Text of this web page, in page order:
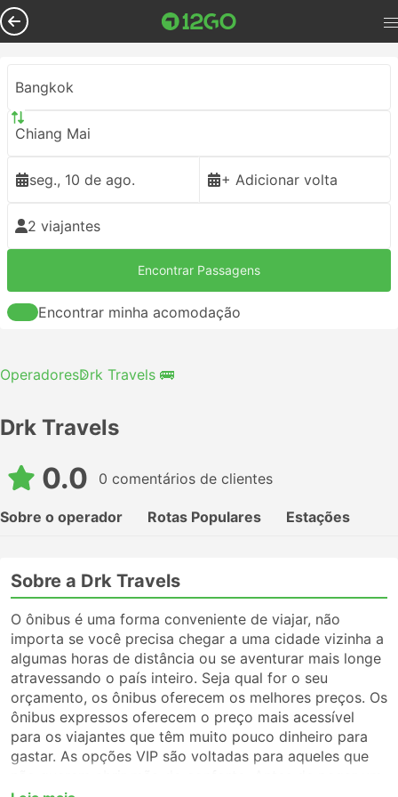
Bangkok
Chiang Mai
seg., 10 de ago. + Adicionar volta
2 viajantes
Encontrar Passagens
Encontrar minha acomodação
OperadoresDrk Travels 🚌
Drk Travels
0.0 0 comentários de clientes
Sobre o operador Rotas Populares Estações
Sobre a Drk Travels
O ônibus é uma forma conveniente de viajar, não
importa se você precisa chegar a uma cidade vizinha a
algumas horas de distância ou se aventurar mais longe
atravessando o país inteiro. Seja qual for o seu
orçamento, os ônibus oferecem os melhores preços. Os
ônibus expressos oferecem o preço mais acessível
para os viajantes que têm muito pouco dinheiro para
gastar. As opções VIP são voltadas para aqueles que